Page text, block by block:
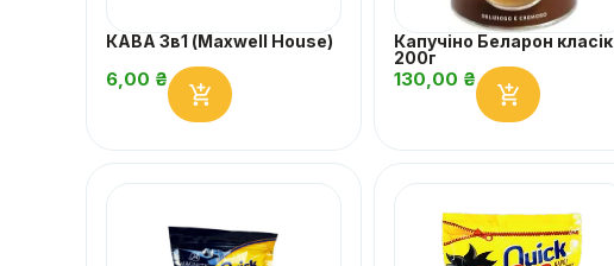
КАВА 3в1 (Maxwell House)
6,00 ₴
Капучіно Беларон класік
200г
130,00 ₴